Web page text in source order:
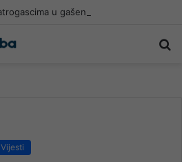
Vijesti